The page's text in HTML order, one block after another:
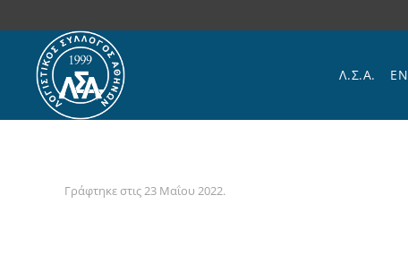
Skip to main content
Λ.Σ.Α.
Γράφτηκε στις23 Μαΐου 2022.